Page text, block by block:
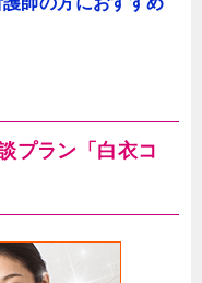
プラン「白衣コ